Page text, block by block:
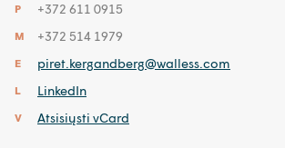
P
+372 611 0915
M +372 514 1979
E piret.kergandberg@walless.com
L LinkedIn
V Atsisiųsti vCard